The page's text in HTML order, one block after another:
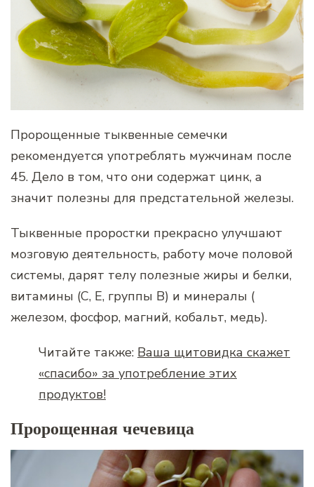
Пророщенные тыквенные семечки
рекомендуется употреблять мужчинам после
45. Дело в том, что они содержат цинк, а
значит полезны для предстательной железы.
Тыквенные проростки прекрасно улучшают
мозговую деятельность, работу моче половой
системы, дарят телу полезные жиры и белки,
витамины (С, Е, группы В) и минералы (
железом, фосфор, магний, кобальт, медь).
Читайте также: Ваша щитовидка скажет
«спасибо» за употребление этих
продуктов!
Пророщенная чечевица